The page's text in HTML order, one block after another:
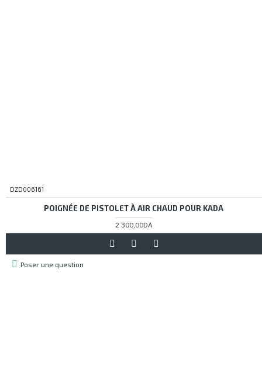
DZD006161
POIGNÉE DE PISTOLET À AIR CHAUD POUR KADA
2 300,00DA
Poser une question